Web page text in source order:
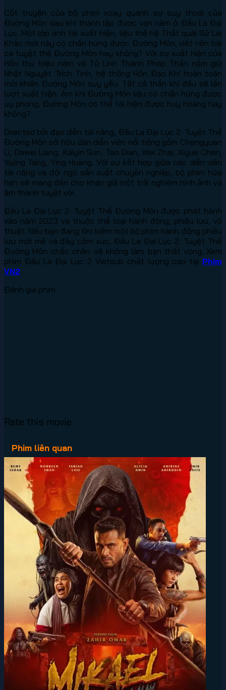
Cốt truyện của bộ phim xoay quanh sự suy thoái của
Đường Môn sau khi thành lập được vạn năm ở Đấu La Đại
Lục. Một lớp anh tài xuất hiện, liệu thế hệ Thất quái Sử Lai
Khắc mới này có chấn hưng được Đường Môn, viết nên bài
ca tuyệt thế Đường Môn hay không? Với sự xuất hiện của
Hồn thú triệu năm và Tử Linh Thánh Pháp Thần nắm giữ
Nhật Nguyệt Trích Tinh, hệ thống Hồn Đạo Khí hoàn toàn
mới khiến Đường Môn suy yếu. Tất cả thần khí đều sẽ lần
lượt xuất hiện. Ám khí Đường Môn liệu có chấn hưng được
uy phong, Đường Môn có thể tái hiện được huy hoàng hay
không?
Directed bởi đạo diễn tài năng, Đấu La Đại Lục 2: Tuyệt Thế
Đường Môn sở hữu dàn diễn viên nổi tiếng gồm Chengyuan
Li, Dawei Liang, Kaiyin Sun, Tao Dian, Wei Zhai, Xiyue Chen,
Yajing Tang, Ying Huang. Với sự kết hợp giữa các diễn viên
tài năng và đội ngũ sản xuất chuyên nghiệp, bộ phim hứa
hẹn sẽ mang đến cho khán giả một trải nghiệm hình ảnh và
âm thanh tuyệt vời.
Đấu La Đại Lục 2: Tuyệt Thế Đường Môn được phát hành
vào năm 2023 và thuộc thể loại hành động, phiêu lưu, võ
thuật. Nếu bạn đang tìm kiếm một bộ phim hành động phiêu
lưu mới mẻ và đầy cảm xúc, Đấu La Đại Lục 2: Tuyệt Thế
Đường Môn chắc chắn sẽ không làm bạn thất vọng. Xem
phim Đấu La Đại Lục 2 Vietsub chất lượng cao tại Phim
VN2.
Đánh giá phim
Rate this movie
Phim liên quan